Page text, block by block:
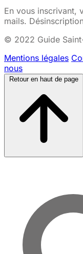
En vous inscrivant,
mails.
© 2022 Guide
Mentions légales
nous
Retour en haut de page